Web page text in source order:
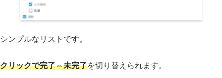
シンプルなリストです。
クリックで完了⇔未完了を切り替えられます。